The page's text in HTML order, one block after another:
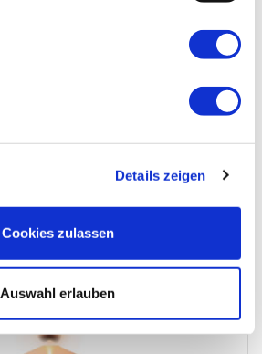
Details zeigen
Cookies zulassen
Auswahl erlauben